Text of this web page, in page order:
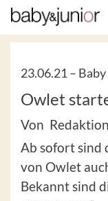
23.06.21 – Baby
Owlet
Von Redaktion
Ab sofort sind
von Owlet
Bekannt sind